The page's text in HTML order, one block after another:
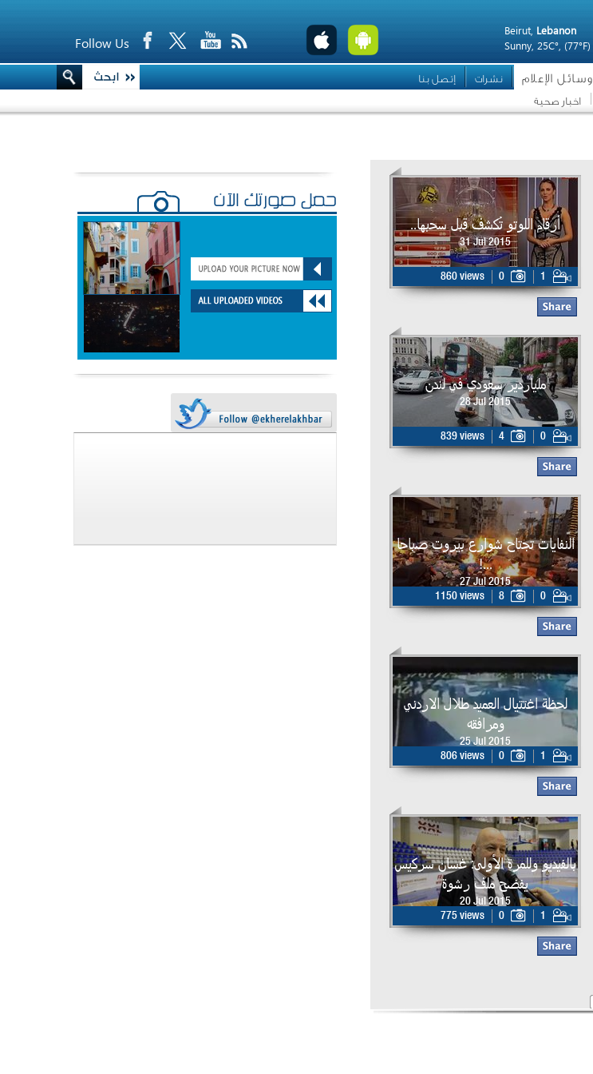
Beirut, Lebanon
Sunny, 25C°, (77°F)
Follow Us
وسائل الإعلام نشرات
إتصل بنا
اخبار صحية
أرقام اللوتو تُكشف قبل سحبها..
31 Jul 2015
860 views 0 1
ملياردير سعودي في لندن
28 Jul 2015
839 views 4 0
النفايات تجتاح شوارع بيروت صباحا
...!
27 Jul 2015
1150 views
8 0
لحظة اغتتيال العميد طلال الاردني
ومرافقه
25 Jul 2015
806 views
0 1
بالفيديو وللمرة الأولى: غسان سركيس
يفضح ملف رشوة
20 Jul 2015
775 views
0 1
حمّل صورتك الآن